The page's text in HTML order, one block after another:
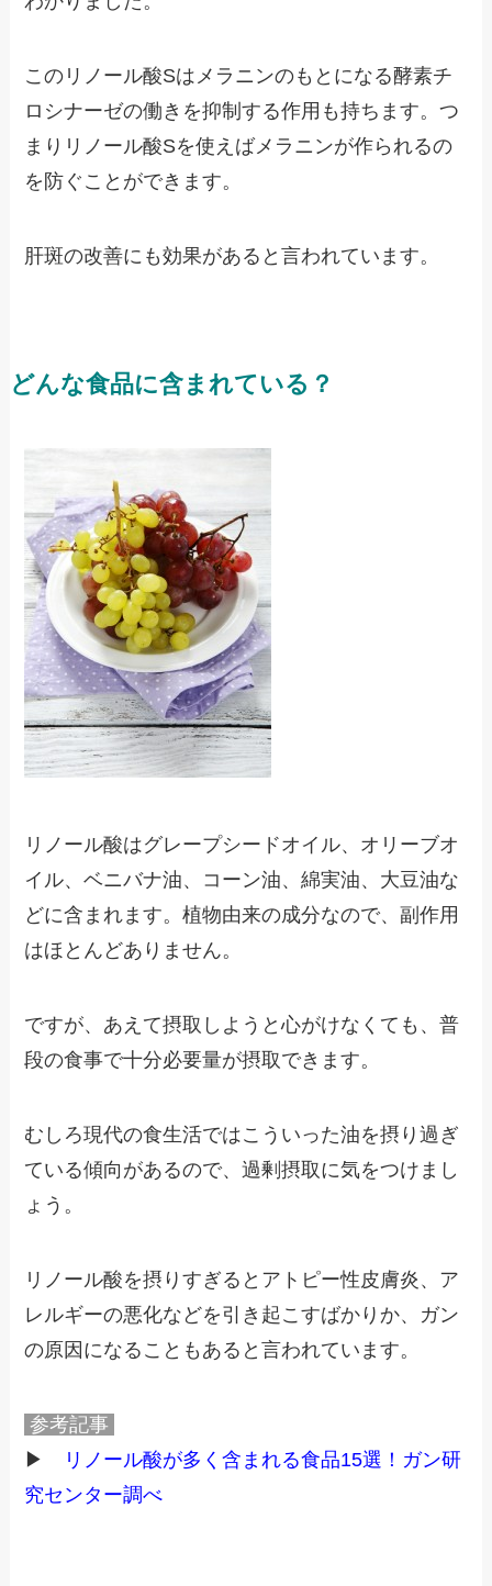
このリノール酸Sはメラニンのもとになる酵素チ
ロシナーゼの働きを抑制する作用も持ちます。つ
まりリノール酸Sを使えばメラニンが作られるの
を防ぐことができます。
肝斑の改善にも効果があると言われています。
どんな食品に含まれている？
リノール酸はグレープシードオイル、オリーブオ
イル、ベニバナ油、コーン油、綿実油、大豆油な
どに含まれます。植物由来の成分なので、副作用
はほとんどありません。
ですが、あえて摂取しようと心がけなくても、普
段の食事で十分必要量が摂取できます。
むしろ現代の食生活ではこういった油を摂り過ぎ
ている傾向があるので、過剰摂取に気をつけまし
ょう。
リノール酸を摂りすぎるとアトピー性皮膚炎、ア
レルギーの悪化などを引き起こすばかりか、ガン
の原因になることもあると言われています。
参考記事
▶
リノール酸が多く含まれる食品15選！ガン研
究センター調べ